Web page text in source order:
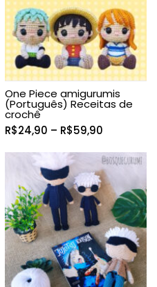
One Piece amigurumis
(Português) Receitas de
crochê
R$24,90 – R$59,90
preço:
R$24,90
através
R$59,90